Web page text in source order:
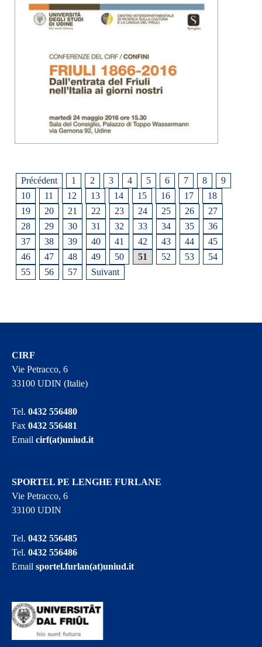
Précédent 1 2 3 4 5 6 7 8
9
10
11 12 13 14 15 16 17
18
19
20 21 22 23 24 25 26
27
28
29 30 31 32 33 34 35
36
37
38 39 40 41 42 43 44
45
46
47 48 49 50 51 52 53
54
55
56 57 Suivant
CIRF
Vie Petracco, 6
33100 UDIN (Italie)
Tel.0432 556480
Fax0432 556481
Emailcirf(at)uniud.it
SPORTEL PE LENGHE FURLANE
Vie Petracco, 6
33100 UDIN
Tel.0432 556485
Tel.0432 556486
Emailsportel.furlan(at)uniud.it